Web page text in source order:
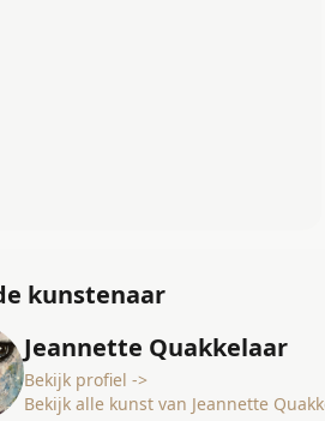
kunstenaar
Jeannette Quakkelaar
Bekijk profiel ->
Bekijk alle kunst van Jeannette